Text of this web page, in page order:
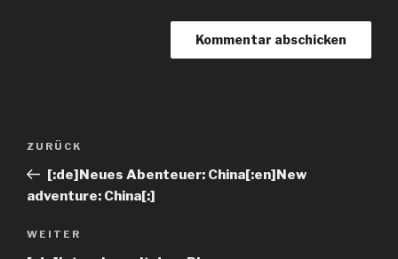
ZURÜCK
[:de]Neues Abenteuer: China[:en]New
adventure: China[:]
WEITER